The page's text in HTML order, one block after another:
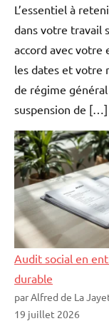
L’essentiel à
dans votre travail
accord avec
les dates et votre
de régime
suspension de […]
Audit social en
durable
par Alfred de La
19 juillet 2026